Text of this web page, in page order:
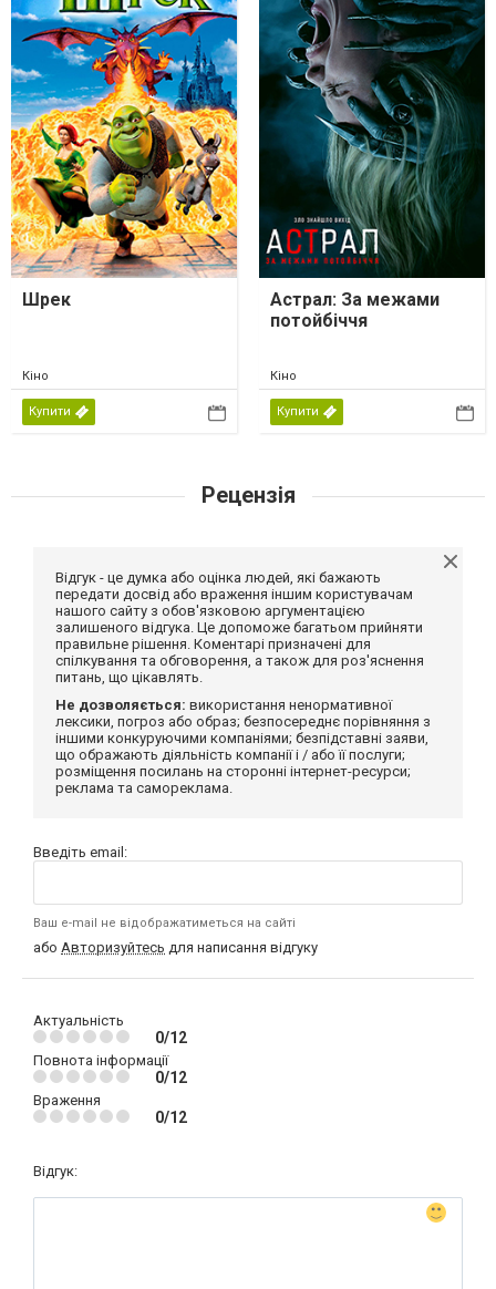
Шрек
Кіно
Купити
Астрал: За межами
потойбіччя
Кіно
Купити
Рецензія
Відгук - це думка або оцінка людей, які бажають
передати досвід або враження іншим користувачам
нашого сайту з обов'язковою аргументацією
залишеного відгука. Це допоможе багатьом прийняти
правильне рішення. Коментарі призначені для
спілкування та обговорення, а також для роз'яснення
питань, що цікавлять.
Не дозволяється: використання ненормативної
лексики, погроз або образ; безпосереднє порівняння з
іншими конкуруючими компаніями; безпідставні заяви,
що ображають діяльність компанії і / або її послуги;
розміщення посилань на сторонні інтернет-ресурси;
реклама та самореклама.
Введіть email:
Ваш e-mail не відображатиметься на сайті
або Авторизуйтесь для написання відгуку
Актуальність
0/12
Повнота інформації
0/12
Враження
0/12
Відгук: